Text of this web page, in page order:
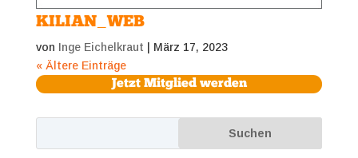
KILIAN_WEB
von Inge Eichelkraut
März 17, 2023
« Ältere Einträge
Jetzt Mitglied werden